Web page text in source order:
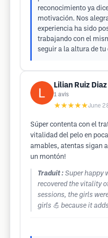
reconocimiento ya
motivación. Nos
experiencia ha sido
trabajando con el
seguir a la altura de tu
Lilian Ruiz Diaz
1 avis
★★★★★June
Súper contenta con el
vitalidad del pelo en
amables, atentas sigan
un montón!
Traduit : Super happy
recovered the vitality
sessions, the girls
girls 💪 because it